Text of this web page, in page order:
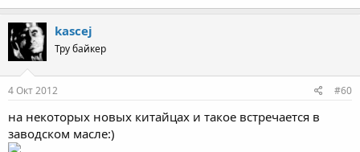
kascej
Тру байкер
4 Окт 2012 #60
на некоторых новых китайцах и такое встречается в
заводском масле:)